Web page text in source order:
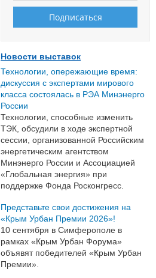
Новости выставок
Технологии, опережающие время:
дискуссия с экспертами мирового
класса состоялась в РЭА Минэнерго
России
Технологии, способные изменить
ТЭК, обсудили в ходе экспертной
сессии, организованной Российским
энергетическим агентством
Минэнерго России и Ассоциацией
«Глобальная энергия» при
поддержке Фонда Росконгресс.
Представьте свои достижения на
«Крым Урбан Премии 2026»!
10 сентября в Симферополе в
рамках «Крым Урбан Форума»
объявят победителей «Крым Урбан
Премии».